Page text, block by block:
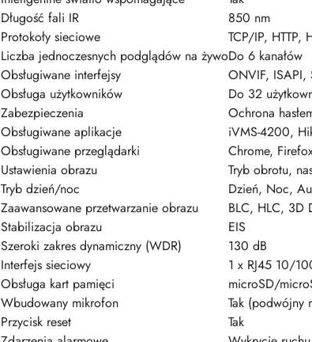
Długość fali IR
850 nm
Protokoły sieciowe
TCP/IP, HTTP,
Liczba jednoczesnych podglądów na żywoDo 6 kanałów
Obsługiwane interfejsy
ONVIF, ISAPI,
Obsługa użytkowników
Do 32
Zabezpieczenia
Ochrona
Obsługiwane aplikacje
iVMS-4200,
Obsługiwane przeglądarki
Chrome,
Ustawienia obrazu
Tryb obrotu,
Tryb dzień/noc
Dzień, Noc,
Zaawansowane przetwarzanie obrazu
BLC, HLC, 3D
Stabilizacja obrazu
EIS
Szeroki zakres dynamiczny (WDR)
130 dB
Interfejs sieciowy
1 x RJ45 10/
Obsługa kart pamięci
microSD/
Wbudowany mikrofon
Tak (podwójny
Przycisk reset
Tak